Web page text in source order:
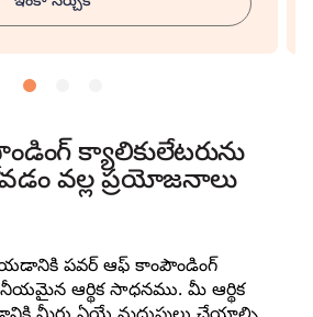
క్యాలికులేటరును
వల్ల ప్రయోజనాలు
పవర్ ఆఫ్ కాంపౌండింగ్
ఆర్థిక సాధనము. మీ ఆర్థిక